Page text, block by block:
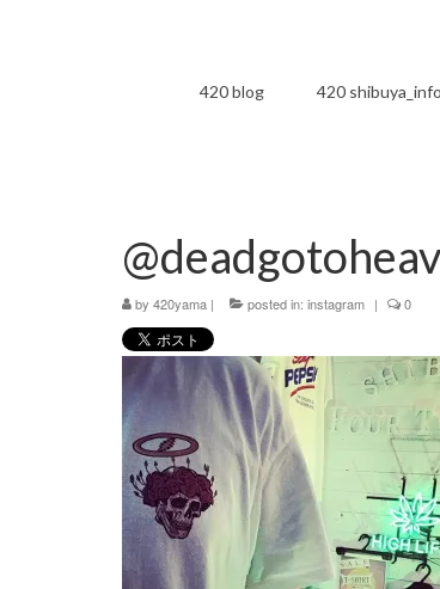
420 blog 420 shibuya_info
by 420yama | posted in: instagram | 0